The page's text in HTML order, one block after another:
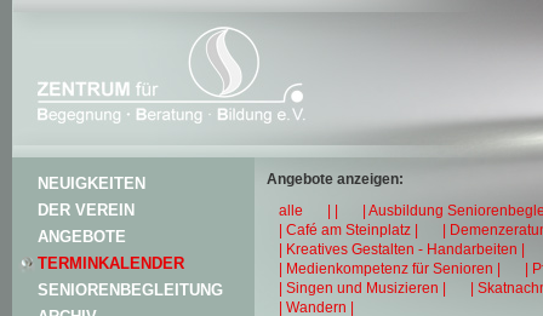
NEUIGKEITEN
DER VEREIN
ANGEBOTE
TERMINKALENDER
SENIORENBEGLEITUNG
Angebote anzeigen:
alle
| |
| Ausbildung
| Café am Steinplatz |
|
| Kreatives Gestalten - Handarbeiten |
| Medienkompetenz für Senioren |
|
| Singen und Musizieren |
|
| Wandern |